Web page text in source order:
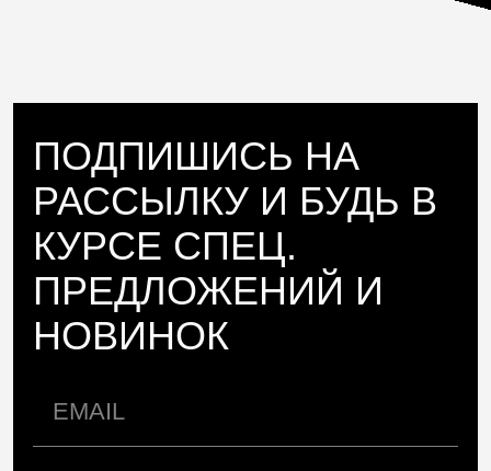
ПОДПИШИСЬ НА
РАССЫЛКУ И БУДЬ В
КУРСЕ СПЕЦ.
ПРЕДЛОЖЕНИЙ И
НОВИНОК